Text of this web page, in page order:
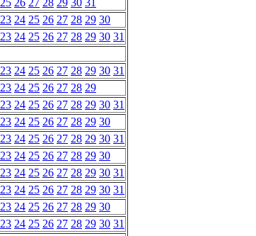
23 24 25 26 27 28 29 30
23 24 25 26 27 28 29 30 31
23 24 25 26 27 28 29 30 31
23 24 25 26 27 28 29
23 24 25 26 27 28 29 30 31
23 24 25 26 27 28 29 30
23 24 25 26 27 28 29 30 31
23 24 25 26 27 28 29 30
23 24 25 26 27 28 29 30 31
23 24 25 26 27 28 29 30 31
23 24 25 26 27 28 29 30
23 24 25 26 27 28 29 30 31